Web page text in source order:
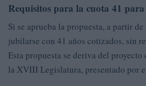
Requisitos para la cuota 41
Si se aprueba la propuesta, a partir
jubilarse con 41 años cotizados, sin
Esta propuesta se deriva del proyecto
la XVIII Legislatura, presentado por